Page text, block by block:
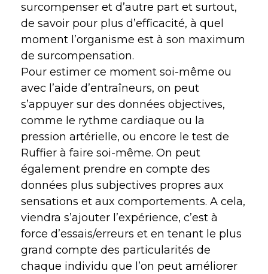
surcompenser et d’autre part et surtout,
de savoir pour plus d’efficacité, à quel
moment l’organisme est à son maximum
de surcompensation.
Pour estimer ce moment soi-même ou
avec l’aide d’entraîneurs, on peut
s’appuyer sur des données objectives,
comme le rythme cardiaque ou la
pression artérielle, ou encore le test de
Ruffier à faire soi-même. On peut
également prendre en compte des
données plus subjectives propres aux
sensations et aux comportements. A cela,
viendra s’ajouter l’expérience, c’est à
force d’essais/erreurs et en tenant le plus
grand compte des particularités de
chaque individu que l’on peut améliorer